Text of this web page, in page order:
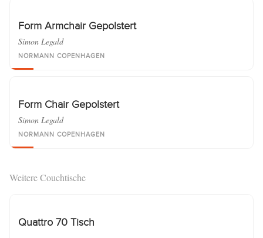
Form Armchair Gepolstert
Simon Legald
NORMANN COPENHAGEN
Form Chair Gepolstert
Simon Legald
NORMANN COPENHAGEN
Weitere Couchtische
Quattro 70 Tisch